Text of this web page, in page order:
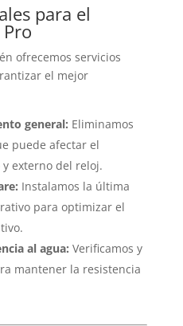
para el
ofrecemos servicios
el mejor
general: Eliminamos
puede afectar el
externo del reloj.
Instalamos la última
para optimizar el
al agua: Verificamos y
mantener la resistencia